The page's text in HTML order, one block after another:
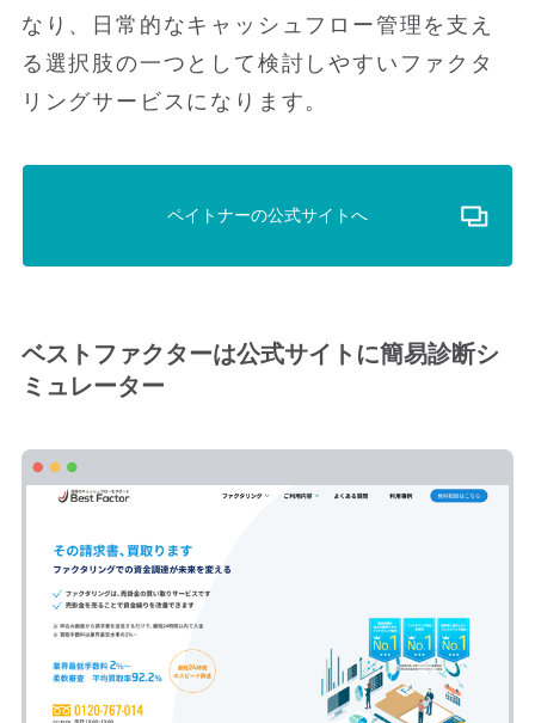
なり、日常的なキャッシュフロー管理を支え
る選択肢の一つとして検討しやすいファクタ
リングサービスになります。
ペイトナーの公式サイトへ
ベストファクターは公式サイトに簡易診断シ
ミュレーター